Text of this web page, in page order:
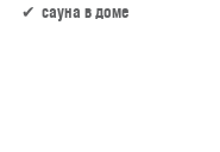
сауна в доме